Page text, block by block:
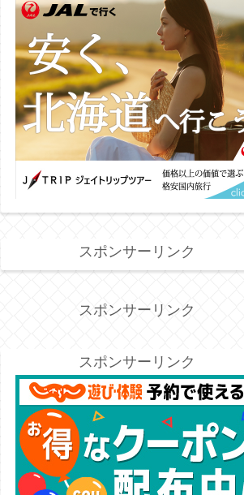
スポンサーリンク
スポンサーリンク
スポンサーリンク